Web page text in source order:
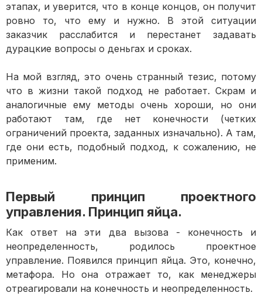
этапах, и уверится, что в конце концов, он получит
ровно то, что ему и нужно. В этой ситуации
заказчик расслабится и перестанет задавать
дурацкие вопросы о деньгах и сроках.
На мой взгляд, это очень странный тезис, потому
что в жизни такой подход не работает. Скрам и
аналогичные ему методы очень хороши, но они
работают там, где нет конечности (четких
ограничений проекта, заданных изначально). А там,
где они есть, подобный подход, к сожалению, не
применим.
Первый принцип проектного
управления. Принцип яйца.
Как ответ на эти два вызова - конечность и
неопределенность, родилось проектное
управление. Появился принцип яйца. Это, конечно,
метафора. Но она отражает то, как менеджеры
отреагировали на конечность и неопределенность.